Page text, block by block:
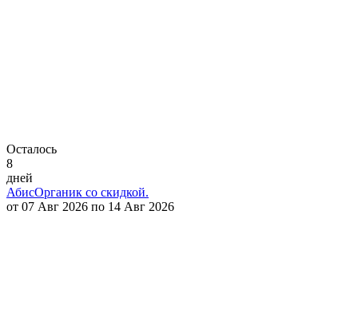
Осталось
8
дней
АбисОрганик со скидкой.
от 07 Авг 2026 по 14 Авг 2026